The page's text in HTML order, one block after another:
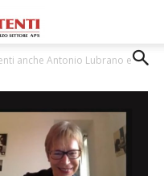
anche Antonio Lubrano e